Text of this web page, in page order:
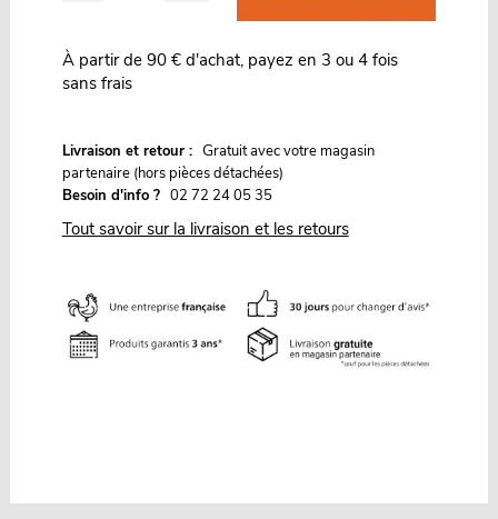
À partir de 90 € d'achat, payez en 3 ou 4 fois
sans frais
Livraison et retour : Gratuit avec votre magasin
partenaire (hors pièces détachées)
Besoin d'info ? 02 72 24 05 35
Tout savoir sur la livraison et les retours